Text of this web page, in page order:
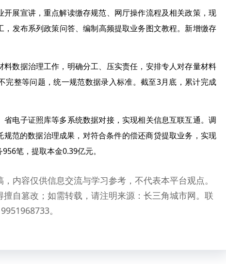
展宣讲，重点解读缴存规范、网厅操作流程及相关政策，现
发布系列政策问答、编制高频提取业务图文教程。新增缴存
数据治理工作，明确分工、压实责任，安排专人对存量材料
完整等问题，统一规范数据录入标准。截至3月底，累计完成
电子证照库等多系统数据对接，实现相关信息互联互通。调
范的数据治理成果，对符合条件的偿还商贷提取业务，实现
笔，提取本金0.39亿元。
内容仅供信息交流与学习参考，不代表本平台观点。
自篡改；如需转载，请注明来源：长三角城市网。联
。